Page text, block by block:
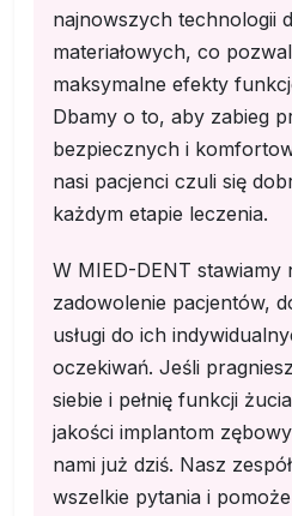
najnowszych technologii
materiałowych, co
maksymalne efekty
Dbamy o to, aby zabieg
bezpiecznych i
nasi pacjenci czuli się
każdym etapie leczenia.
W MIED-DENT stawiamy
zadowolenie pacjentów,
usługi do ich
oczekiwań. Jeśli
siebie i pełnię funkcji
jakości implantom
nami już dziś. Nasz
wszelkie pytania i